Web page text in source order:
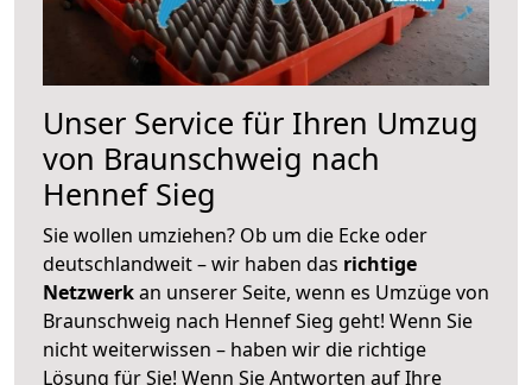
Unser Service für Ihren Umzug
von Braunschweig nach
Hennef Sieg
Sie wollen umziehen? Ob um die Ecke oder
deutschlandweit – wir haben das richtige
Netzwerkan unserer Seite, wenn es Umzüge von
Braunschweig nach Hennef Sieg geht! Wenn Sie
nicht weiterwissen – haben wir die richtige
Lösung für Sie! Wenn Sie Antworten auf Ihre